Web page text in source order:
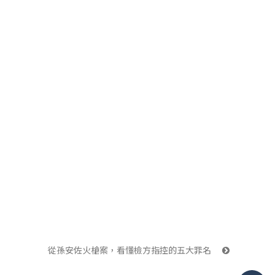
從孫安佐火槍案，看懂檢方指控的五大罪名